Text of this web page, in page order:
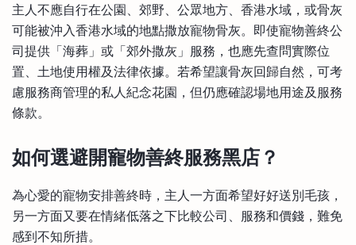
主人不應自行在公園、郊野、公眾地方、香港水域，或骨灰
可能被沖入香港水域的地點撒放寵物骨灰。即使寵物善終公
司提供「海葬」或「郊外撒灰」服務，也應先查問實際位
置、土地使用權及法律依據。若希望讓骨灰回歸自然，可考
慮服務商管理的私人紀念花園，但仍應確認場地用途及服務
條款。
如何選避開寵物善終服務黑店？
為心愛的寵物安排善終時，主人一方面希望好好送別毛孩，
另一方面又要在情緒低落之下比較公司、服務和價錢，難免
感到不知所措。